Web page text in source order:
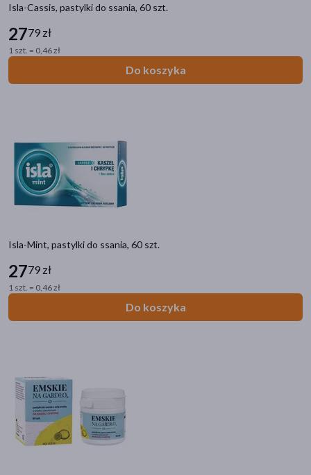
Isla-Cassis, pastylki do ssania, 60 szt.
2779 zł
1 szt. = 0,46 zł
Do koszyka
Isla-Mint, pastylki do ssania, 60 szt.
2779 zł
1 szt. = 0,46 zł
Do koszyka